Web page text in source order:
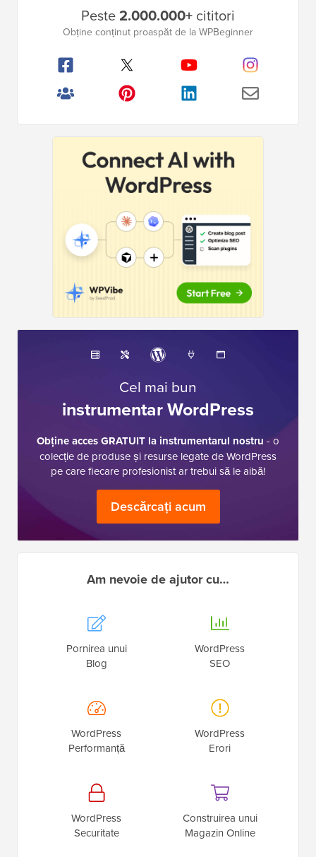
principală
Peste2.000.000+ cititori
Obține conținut proaspăt de la WPBeginner
Cel mai bun
instrumentar WordPress
Obține acces GRATUIT la instrumentarul nostru - o
colecție de produse și resurse legate de WordPress
pe care fiecare profesionist ar trebui să le aibă!
Descărcați acum
Am nevoie de ajutor cu…
Pornirea unui
Blog
WordPress
SEO
WordPress
Performanță
WordPress
Erori
WordPress
Securitate
Construirea unui
Magazin Online